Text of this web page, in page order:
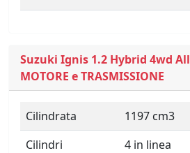
Suzuki Ignis 1.2 Hybrid 4wd
MOTORE e TRASMISSIONE
Cilindrata
1197 cm3
Cilindri
4 in linea